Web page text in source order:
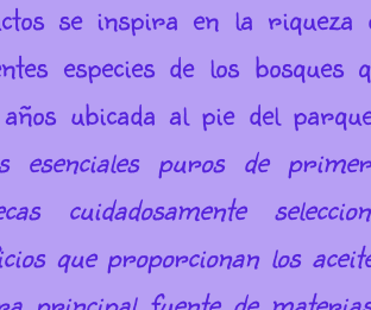
se inspira en la
especies de los
ubicada al pie del
esenciales puros de
cuidadosamente
que proporcionan los